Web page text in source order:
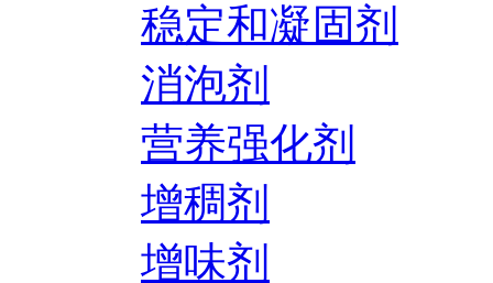
稳定和凝固剂
消泡剂
营养强化剂
增稠剂
增味剂